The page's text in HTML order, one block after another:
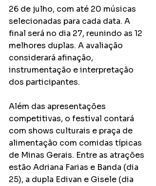
26 de julho, com até 20 músicas
selecionadas para cada data. A
final será no dia 27, reunindo as 12
melhores duplas. A avaliação
considerará afinação,
instrumentação e interpretação
dos participantes.
Além das apresentações
competitivas, o festival contará
com shows culturais e praça de
alimentação com comidas típicas
de Minas Gerais. Entre as atrações
estão Adriana Farias e Banda (dia
25), a dupla Edivan e Gisele (dia